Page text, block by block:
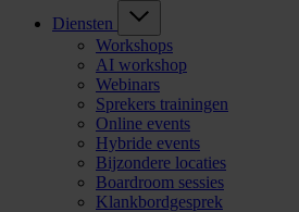
Diensten
Workshops
AI workshop
Webinars
Sprekers trainingen
Online events
Hybride events
Bijzondere locaties
Boardroom sessies
Klankbordgesprek